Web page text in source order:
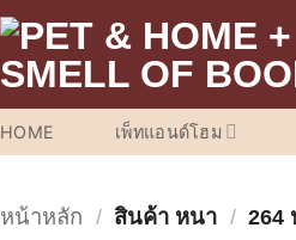
HOME เพ็ทแอนด์โฮม
หน้าหลัก / สินค้า หนา / 264